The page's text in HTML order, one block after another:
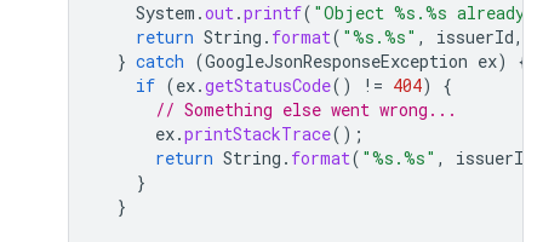
System .out.printf( "Object %s.%s already
return String . format( "%s.%s" , issuerId,
} catch (GoogleJsonResponseException ex)
{
if (ex.getStatusCode() != 404)
{
// Something else went wrong...
ex.printStackTrace();
return String . format( "%s.%s" , issuerId
}
}